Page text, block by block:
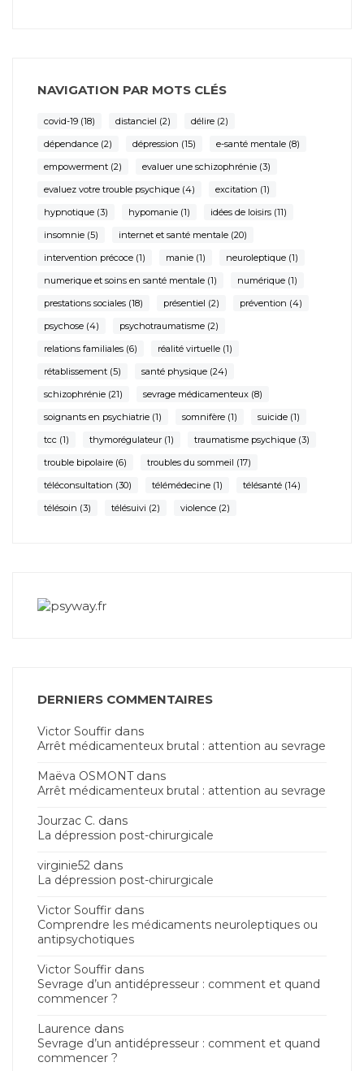
NAVIGATION PAR MOTS CLÉS
covid-19 (18) distanciel (2) délire (2)
dépendance (2) dépression (15) e-santé mentale (8)
empowerment (2) evaluer une schizophrénie (3)
evaluez votre trouble psychique (4) excitation (1)
hypnotique (3) hypomanie (1) idées de loisirs (11)
insomnie (5) internet et santé mentale (20)
intervention précoce (1) manie (1) neuroleptique (1)
numerique et soins en santé mentale (1) numérique (1)
prestations sociales (18) présentiel (2) prévention (4)
psychose (4) psychotraumatisme (2)
relations familiales (6) réalité virtuelle (1)
rétablissement (5) santé physique (24)
schizophrénie (21) sevrage médicamenteux (8)
soignants en psychiatrie (1) somnifère (1) suicide (1)
tcc (1) thymorégulateur (1) traumatisme psychique (3)
trouble bipolaire (6) troubles du sommeil (17)
téléconsultation (30) télémédecine (1) télésanté (14)
télésoin (3) télésuivi (2) violence (2)
DERNIERS COMMENTAIRES
Victor Souffir dans
Arrêt médicamenteux brutal : attention au sevrage
Maëva OSMONTdans
Arrêt médicamenteux brutal : attention au sevrage
Jourzac C. dans
La dépression post-chirurgicale
virginie52 dans
La dépression post-chirurgicale
Victor Souffir dans
Comprendre les médicaments neuroleptiques ou
antipsychotiques
Victor Souffir dans
Sevrage d’un antidépresseur : comment et quand
commencer ?
Laurence dans
Sevrage d’un antidépresseur : comment et quand
commencer ?